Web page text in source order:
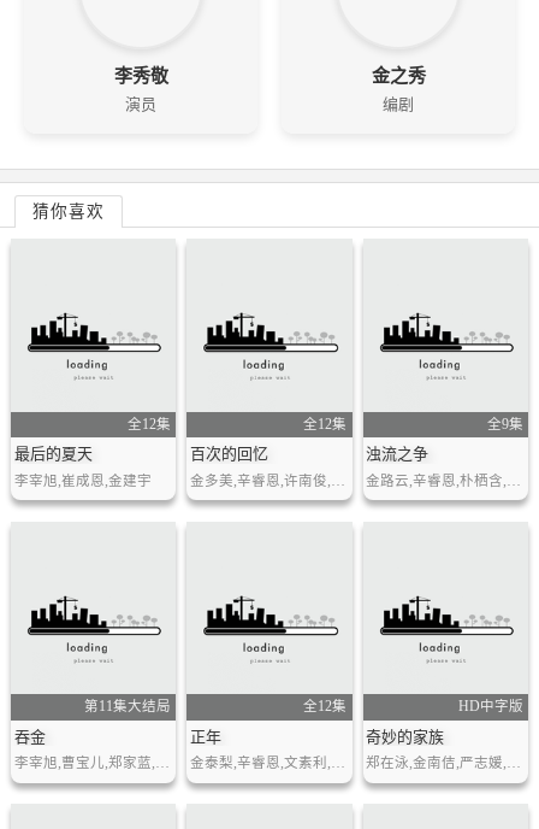
李秀敬
演员
金之秀
编剧
猜你喜欢
全12集
最后的夏天
李宰旭,崔成恩,金建宇
全12集
百次的回忆
全9集
浊流之争
第11集大结局
吞金
全12集
正年
HD中字版
奇妙的家族